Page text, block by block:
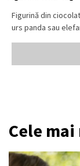
Figurină din
urs panda sau
Cele mai